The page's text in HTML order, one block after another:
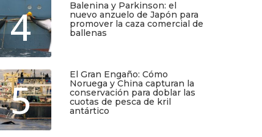
4
Balenina y Parkinson: el
nuevo anzuelo de Japón para
promover la caza comercial de
ballenas
5
El Gran Engaño: Cómo
Noruega y China capturan la
conservación para doblar las
cuotas de pesca de kril
antártico